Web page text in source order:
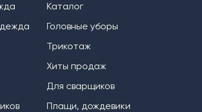
Каталог
Головные уборы
Трикотаж
Хиты продаж
Для сварщиков
Плащи, дождевики